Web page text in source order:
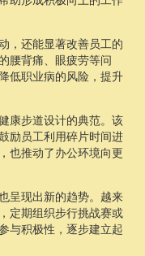
，还能显著改善员工的
腰背痛、眼疲劳等问
低职业病的风险，提升
康步道设计的典范。该
励员工利用碎片时间进
也推动了办公环境向更
呈现出新的趋势。越来
定期组织步行挑战赛或
与积极性，逐步建立起